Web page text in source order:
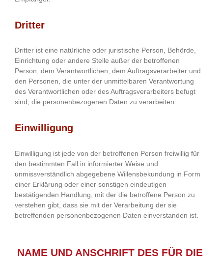
Dritter
Dritter ist eine natürliche oder juristische Person, Behörde,
Einrichtung oder andere Stelle außer der betroffenen
Person, dem Verantwortlichen, dem Auftragsverarbeiter und
den Personen, die unter der unmittelbaren Verantwortung
des Verantwortlichen oder des Auftragsverarbeiters befugt
sind, die personenbezogenen Daten zu verarbeiten.
Einwilligung
Einwilligung ist jede von der betroffenen Person freiwillig für
den bestimmten Fall in informierter Weise und
unmissverständlich abgegebene Willensbekundung in Form
einer Erklärung oder einer sonstigen eindeutigen
bestätigenden Handlung, mit der die betroffene Person zu
verstehen gibt, dass sie mit der Verarbeitung der sie
betreffenden personenbezogenen Daten einverstanden ist.
NAME UND ANSCHRIFT DES FÜR DIE